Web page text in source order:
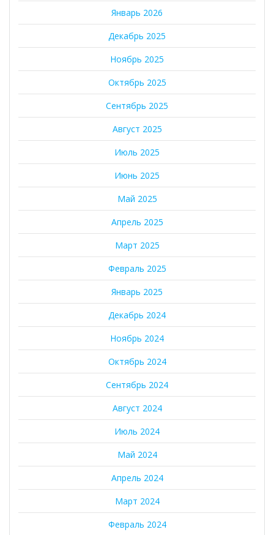
Январь 2026
Декабрь 2025
Ноябрь 2025
Октябрь 2025
Сентябрь 2025
Август 2025
Июль 2025
Июнь 2025
Май 2025
Апрель 2025
Март 2025
Февраль 2025
Январь 2025
Декабрь 2024
Ноябрь 2024
Октябрь 2024
Сентябрь 2024
Август 2024
Июль 2024
Май 2024
Апрель 2024
Март 2024
Февраль 2024